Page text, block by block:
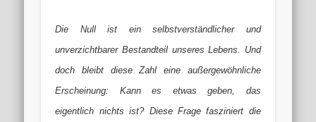
Die Null ist ein selbstverständlicher und
unverzichtbarer Bestandteil unseres Lebens. Und
doch bleibt diese Zahl eine außergewöhnliche
Erscheinung: Kann es etwas geben, das
eigentlich nichts ist? Diese Frage fasziniert die